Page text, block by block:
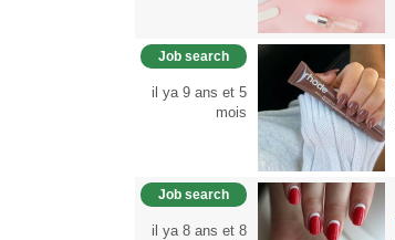
Job search
il ya 9 ans et 5
mois
Job search
il ya 8 ans et 8